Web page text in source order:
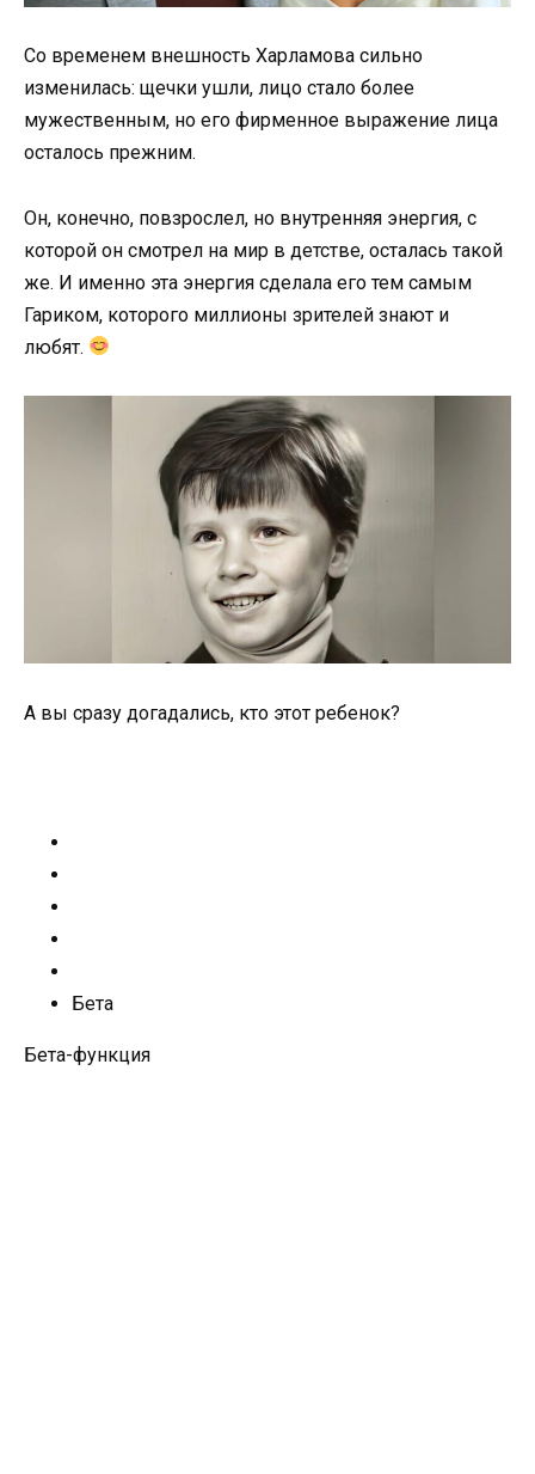
Со временем внешность Харламова сильно
изменилась: щечки ушли, лицо стало более
мужественным, но его фирменное выражение лица
осталось прежним.
Он, конечно, повзрослел, но внутренняя энергия, с
которой он смотрел на мир в детстве, осталась такой
же. И именно эта энергия сделала его тем самым
Гариком, которого миллионы зрителей знают и
любят.
А вы сразу догадались, кто этот ребенок?
Бета
Бета-функция